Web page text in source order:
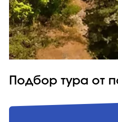
Подбор тура от